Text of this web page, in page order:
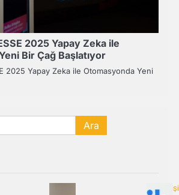
2025 Yapay Zeka ile
Bir Çağ Başlatıyor
2025 Yapay Zeka ile Otomasyonda Yeni